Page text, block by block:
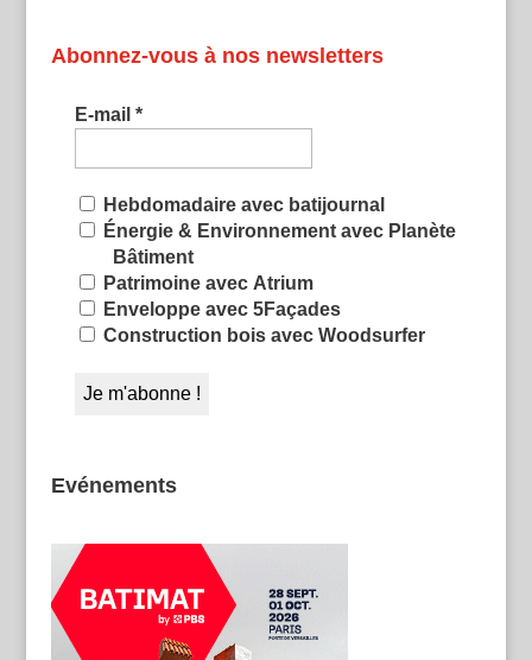
Abonnez-vous à nos newsletters
E-mail *
Hebdomadaire avec batijournal
Énergie & Environnement avec Planète
Bâtiment
Patrimoine avec Atrium
Enveloppe avec 5Façades
Construction bois avec Woodsurfer
Evénements